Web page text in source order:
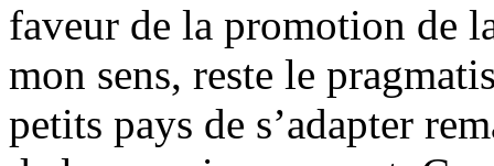
faveur de la promotion de
mon sens, reste le
petits pays de s’adapter